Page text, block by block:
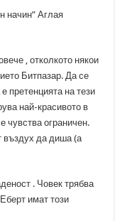
начин” Аглая
, отколкото някои
Битпазар. Да се
претенцията на тези
най-красивото в
чувства ограничен.
въздух да диша (а
. Човек трябва
имат този